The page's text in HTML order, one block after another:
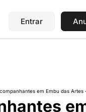
Entrar
em Embu das Artes